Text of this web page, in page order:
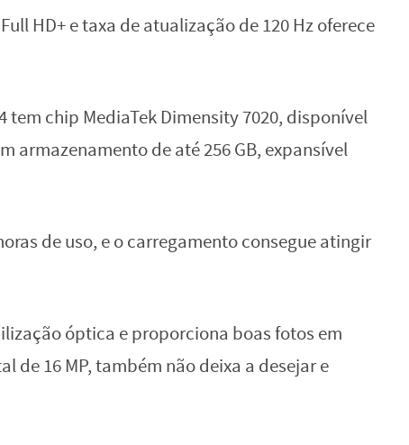
HD+ e taxa de atualização de 120 Hz oferece
tem chip MediaTek Dimensity 7020, disponível
armazenamento de até 256 GB, expansível
de uso, e o carregamento consegue atingir
óptica e proporciona boas fotos em
de 16 MP, também não deixa a desejar e